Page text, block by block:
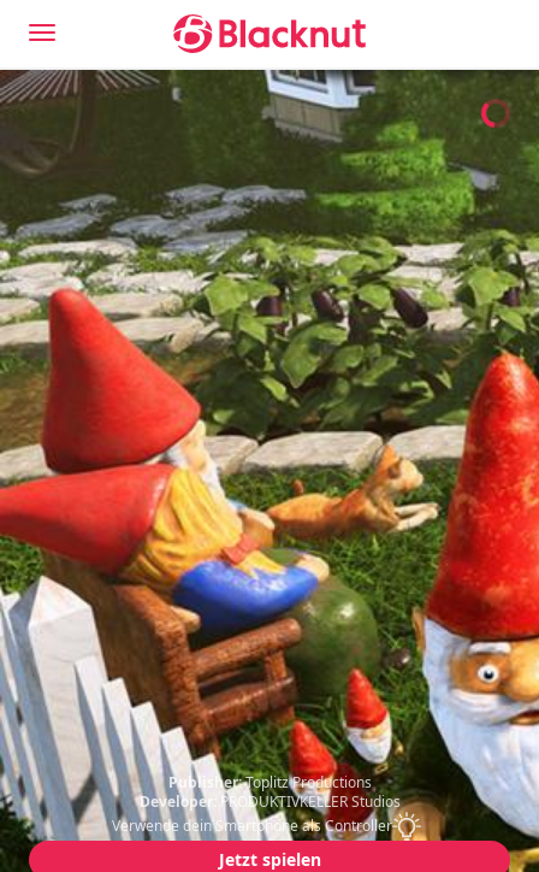
Publisher:Toplitz Productions
Developer:
PRODUKTIVKELLER Studios
Verwende dein Smartphone als Controller
Jetzt spielen